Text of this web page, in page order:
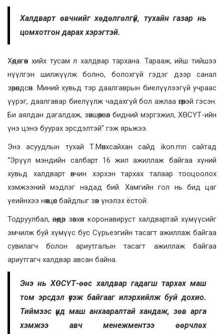
Халдварт өвчнийг хөдөлгөлгүй, тухайн газар нь
цомхотгон дарах хэрэгтэй.
Хөдөлгөөн хийх тусам л халдвар тархана. Тарааж, ийш тийшээ
нүүлгэн шилжүүлж болно, болохгүй гэдэг дээр санал
зөрөлдсөн. Миний хувьд тэр даалгаврын биелүүлээгүй учраас
үүрэг, даалгавар биелүүлж чадахгүй бол ажлаа өгөөрэй гэсэн.
Би аялдан дагалдаж, зөвшөөрвөл бидний мэргэжил, ХӨСҮТ-ийн
үнэ цэнэ буурах эрсдэлтэй” гэж ярьжээ.
Энэ асуудлын тухай Т.Мөнхсайхан сайд ikon.mn сайтад
“Эрүүл мэндийн салбарт 16 жил ажиллаж байгаа хүний
хувьд халдварт өвчин хэрхэн тархах талаар тооцоолох
хэмжээний мэдлэг надад бий. Хамгийн гол нь бид цаг
үеийнхээ нөхцөл байдлыг зөв үнэлэх ёстой.
Тодруулбал, өнөөдөр зөвхөн коронавируст халдвартай хүмүүсийг
эмчилж буй хүмүүс бус Сүрьеэгийн тасагт ажиллаж байгаа
сувилагч болон ариутгалын тасагт ажиллаж байгаа
ариутгагч халдвар авсан байна.
Энэ нь ХӨСҮТ-өөс халдвар гадагш тархах маш
том эрсдэл үүсэж байгааг илэрхийлж буй дохио.
Тиймээс үүнд маш анхааралтай хандаж, зөв арга
хэмжээ авч менежментээ өөрчлөх